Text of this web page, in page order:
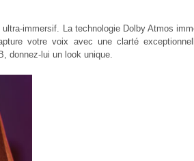
immersif. La technologie Dolby Atmos
votre voix avec une clarté
donnez-lui un look unique.